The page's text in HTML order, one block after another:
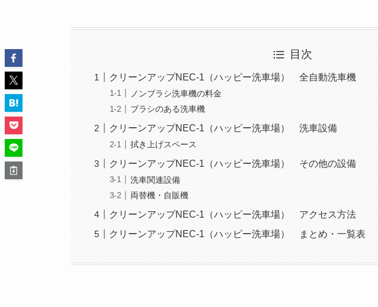
目次
クリーンアップNEC-1（ハッピー洗車場） 全自動洗車機
ノンブラシ洗車機の料金
ブラシのある洗車機
クリーンアップNEC-1（ハッピー洗車場） 洗車設備
拭き上げスペース
クリーンアップNEC-1（ハッピー洗車場） その他の設備
洗車関連設備
両替機・自販機
クリーンアップNEC-1（ハッピー洗車場） アクセス方法
クリーンアップNEC-1（ハッピー洗車場） まとめ・一覧表